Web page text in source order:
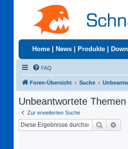
Home News Produkte
FAQ
Foren-Übersicht Suche
Unbeantwortete Themen
Zur erweiterten Suche
Suche